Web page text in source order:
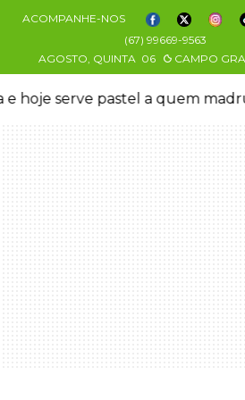
ACOMPANHE-NOS
(67) 99669-9563
AGOSTO, QUINTA 06 CAMPO
antes de induzi-la à